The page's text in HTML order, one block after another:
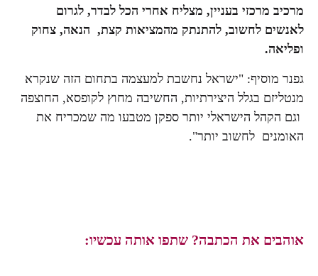
מרכיב מרכזי בעניין, מצליח אחרי הכל לבדר, לגרום
לאנשים לחשוב, להתנתק מהמציאות קצת, הנאה, צחוק
ופליאה.
גפנר מוסיף: "ישראל נחשבת למעצמה בתחום הזה שנקרא
מנטליזם בגלל היצירתיות, החשיבה מחוץ לקופסא, החוצפה
וגם הקהל הישראלי יותר ספקן מטבעו מה שמכריח את
האומנים לחשוב יותר".
אוהבים את הכתבה? שתפו אותה עכשיו: